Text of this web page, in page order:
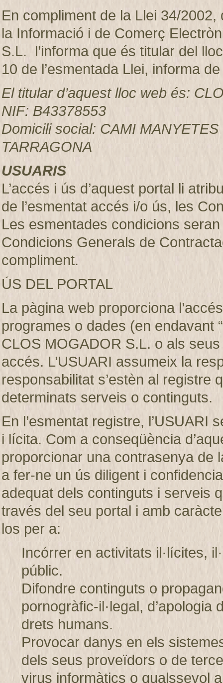
En compliment de la Llei 34/2002,
la Informació i de Comerç
S.L. l’informa que és titular del
10 de l’esmentada Llei, informa
El titular d’aquest lloc web és:
NIF: B43378553
Domicili social: CAMI
TARRAGONA
USUARIS
L’accés i ús d’aquest portal li
de l’esmentat accés i/o ús, les
Les esmentades condicions
Condicions Generals de
compliment.
ÚS DEL PORTAL
La pàgina web proporciona
programes o dades (en endavant
CLOS MOGADOR S.L. o als
accés. L’USUARI assumeix la
responsabilitat s’estèn al registre
determinats serveis o continguts.
En l’esmentat registre, l’USUARI
i lícita. Com a conseqüència
proporcionar una contrasenya de
a fer-ne un ús diligent i
adequat dels continguts i serveis
través del seu portal i amb
los per a:
Incórrer en activitats il·lícites,
públic.
Difondre continguts o
pornogràfic-il·legal,
drets humans.
Provocar danys en els
dels seus proveïdors o de
virus informàtics o qualssevol